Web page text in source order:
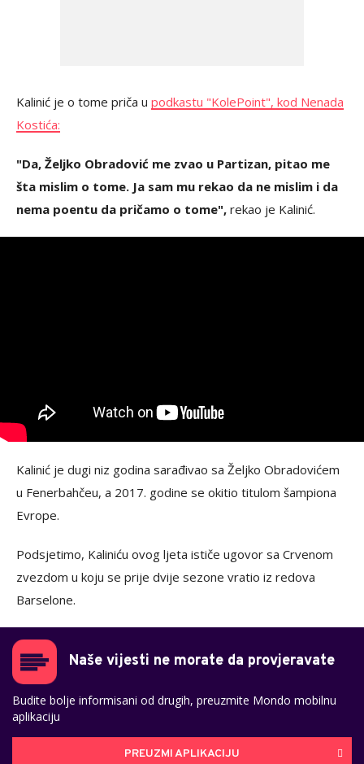
Kalinić je o tome priča u podkastu "KolePoint", kod Nenada
Kostića:
"Da, Željko Obradović me zvao u Partizan, pitao me
šta mislim o tome. Ja sam mu rekao da ne mislim i da
nema poentu da pričamo o tome", rekao je Kalinić.
Kalinić je dugi niz godina sarađivao sa Željko Obradovićem
u Fenerbahčeu, a 2017. godine se okitio titulom šampiona
Evrope.
Podsjetimo, Kaliniću ovog ljeta ističe ugovor sa Crvenom
zvezdom u koju se prije dvije sezone vratio iz redova
Barselone.
Naše vijesti ne morate da provjeravate
Budite bolje informisani od drugih, preuzmite Mondo mobilnu
aplikaciju
PREUZMI APLIKACIJU